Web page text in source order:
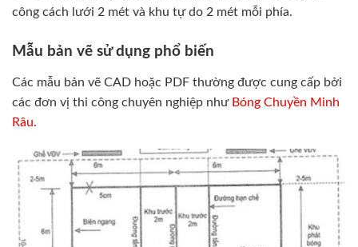
công cách lưới 2 mét và khu tự do 2 mét mỗi phía.
Mẫu bản vẽ sử dụng phổ biến
Các mẫu bản vẽ CAD hoặc PDF thường được cung cấp bởi
các đơn vị thi công chuyên nghiệp như Bóng Chuyền Minh
Râu.